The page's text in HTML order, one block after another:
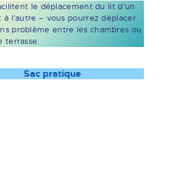
le déplacement du lit d’un
à l’autre – vous pourrez déplacer
problème entre les chambres ou
terrasse.
Sac pratique